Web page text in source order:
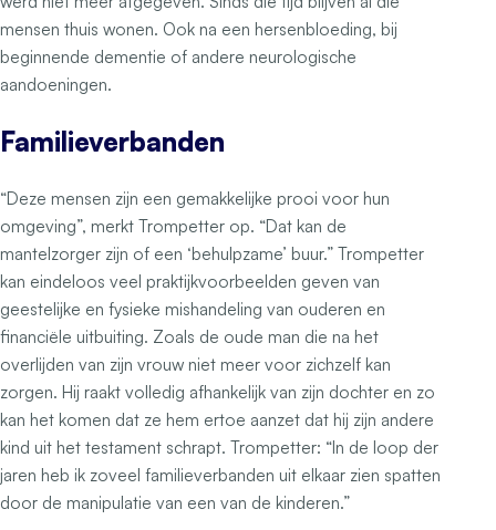
mensen thuis wonen. Ook na een hersenbloeding, bij
beginnende dementie of andere neurologische
aandoeningen.
Familieverbanden
“Deze mensen zijn een gemakkelijke prooi voor hun
omgeving”, merkt Trompetter op. “Dat kan de
mantelzorger zijn of een ‘behulpzame’ buur.” Trompetter
kan eindeloos veel praktijkvoorbeelden geven van
geestelijke en fysieke mishandeling van ouderen en
financiële uitbuiting. Zoals de oude man die na het
overlijden van zijn vrouw niet meer voor zichzelf kan
zorgen. Hij raakt volledig afhankelijk van zijn dochter en zo
kan het komen dat ze hem ertoe aanzet dat hij zijn andere
kind uit het testament schrapt. Trompetter: “In de loop der
jaren heb ik zoveel familieverbanden uit elkaar zien spatten
door de manipulatie van een van de kinderen.”